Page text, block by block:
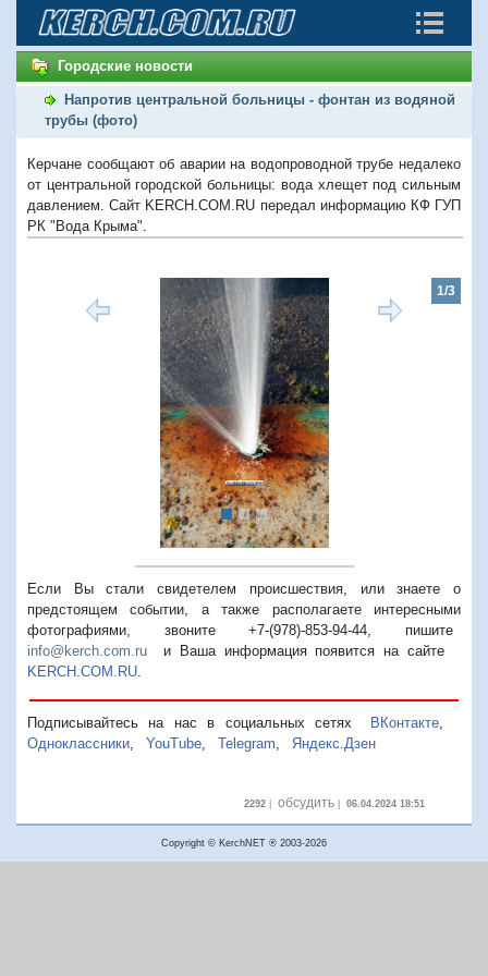
Городские новости
Напротив центральной больницы - фонтан из водяной
трубы (фото)
Керчане сообщают об аварии на водопроводной трубе недалеко
от центральной городской больницы: вода хлещет под сильным
давлением. Сайт KERCH.COM.RU передал информацию КФ ГУП
РК "Вода Крыма".
1/3
Если Вы стали свидетелем происшествия, или знаете о
предстоящем событии, а также располагаете интересными
фотографиями, звоните +7-(978)-853-94-44, пишите
info@kerch.com.ru и Ваша информация появится на сайте
KERCH.COM.RU.
Подписывайтесь на нас в социальных сетях ВКонтакте,
Одноклассники, YouTube, Telegram, Яндекс.Дзен
2292| обсудить| 06.04.2024 18:51
Copyright © KerchNET ® 2003-2026